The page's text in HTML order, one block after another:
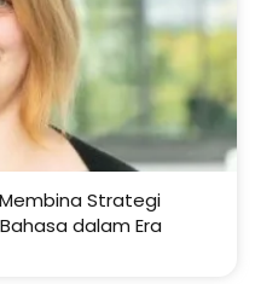
Strategi
dalam Era